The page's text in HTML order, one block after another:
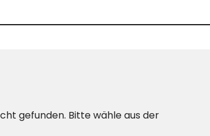
gefunden. Bitte wähle aus der